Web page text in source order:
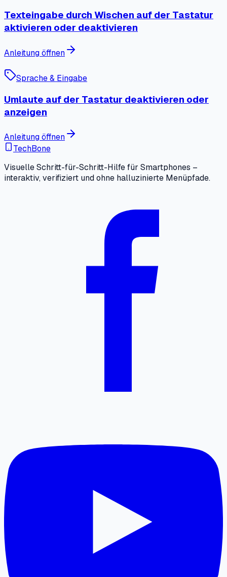
Texteingabe durch Wischen auf der Tastatur
aktivieren oder deaktivieren
Anleitung öffnen
Sprache & Eingabe
Umlaute auf der Tastatur deaktivieren oder
anzeigen
Anleitung öffnen
TechBone
Visuelle Schritt-für-Schritt-Hilfe für Smartphones –
interaktiv, verifiziert und ohne halluzinierte Menüpfade.